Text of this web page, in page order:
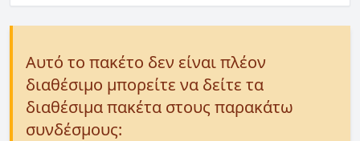
Αυτό το πακέτο δεν είναι πλέον
διαθέσιμο μπορείτε να δείτε τα
διαθέσιμα πακέτα στους παρακάτω
συνδέσμους: